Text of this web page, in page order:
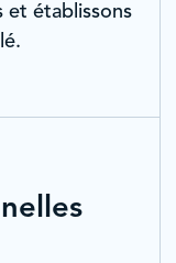
et établissons